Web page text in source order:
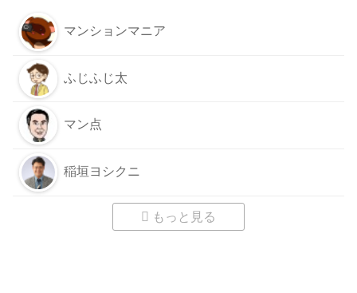
マンションマニア
ふじふじ太
マン点
稲垣ヨシクニ
もっと見る